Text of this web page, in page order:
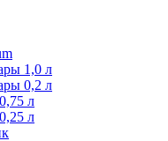
1,0 л
0,2 л
л
л